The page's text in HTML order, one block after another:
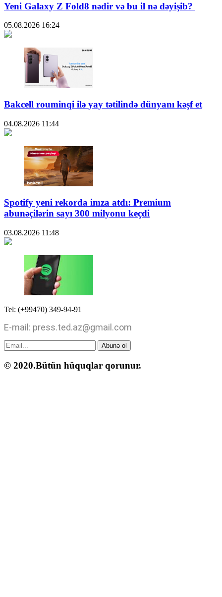
Yeni Galaxy Z Fold8 nədir və bu il nə dəyişib?
05.08.2026 16:24
Bakcell rouminqi ilə yay tətilində dünyanı kəşf et
04.08.2026 11:44
Spotify yeni rekorda imza atdı: Premium
abunəçilərin sayı 300 milyonu keçdi
03.08.2026 11:48
Tel: (+99470) 349-94-91
E-mail: press.ted.az@gmail.com
Abunə ol
© 2020.Bütün hüquqlar qorunur.